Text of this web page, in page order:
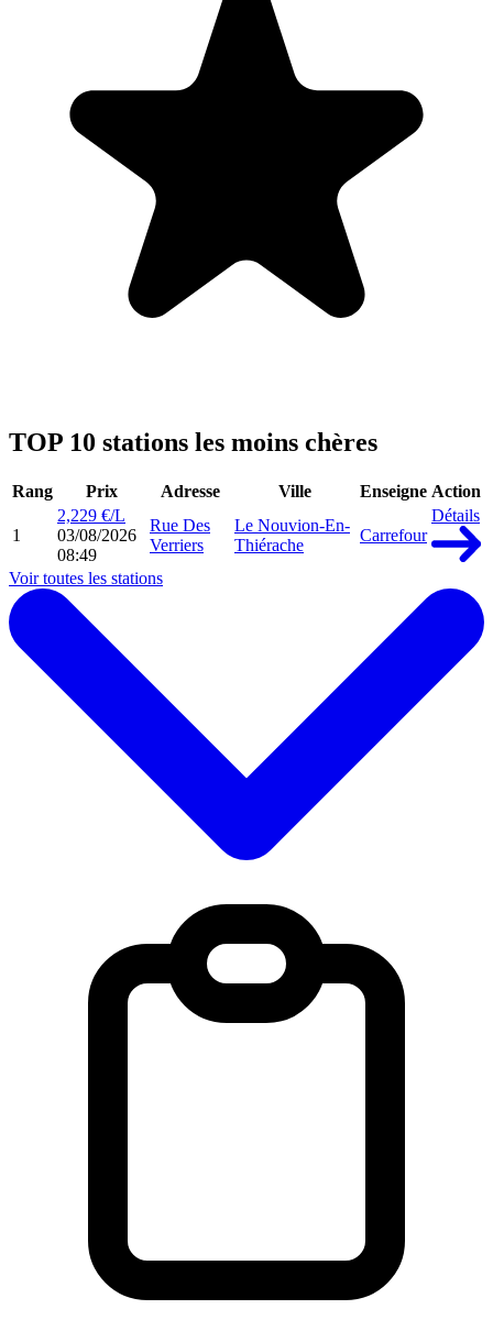
TOP 10 stations les moins chères
Rang Prix Adresse Ville Enseigne Action
1
2,229 €/L
03/08/2026
08:49
Rue Des
Verriers
Le Nouvion-En-
Thiérache
Carrefour
Détails
Voir toutes les stations